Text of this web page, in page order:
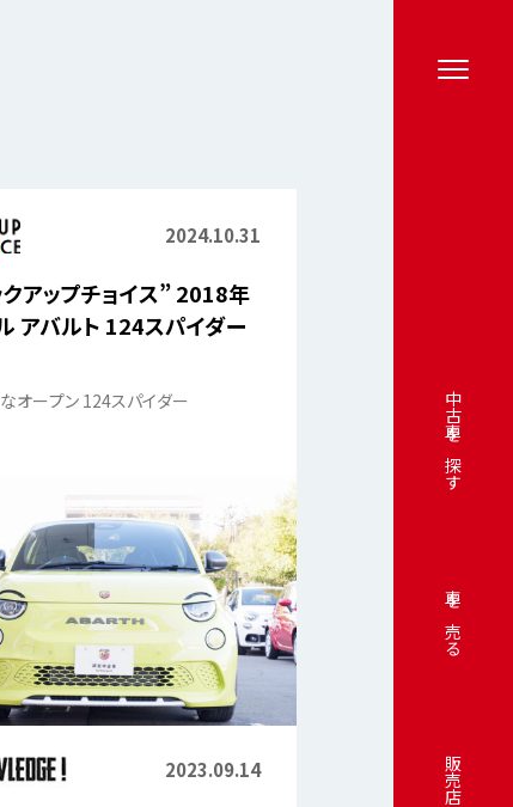
中古車を探す
車を売る
販売店
2024.10.31
アップチョイス” 2018年
アバルト 124スパイダー
オープン 124スパイダー
2023.09.14